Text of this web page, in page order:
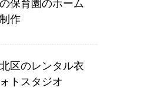
保育園のホーム
作
区のレンタル衣
トスタジオ